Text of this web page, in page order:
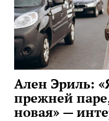
Ален Эриль:
прежней
новая» —